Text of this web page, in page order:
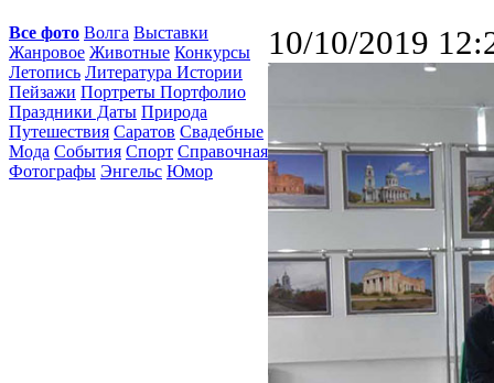
Все фото Волга Выставки
Жанровое Животные Конкурсы
Летопись Литература Истории
Пейзажи Портреты Портфолио
Праздники Даты Природа
Путешествия Саратов Свадебные
Мода События Спорт Справочная
Фотографы Энгельс Юмор
10/10/2019